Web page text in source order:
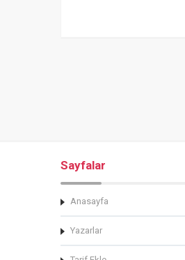
Sayfalar
Anasayfa
Yazarlar